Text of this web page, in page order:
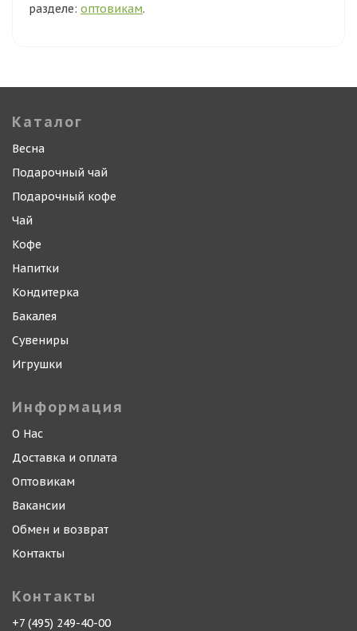
разделе: оптовикам.
Каталог
Весна
Подарочный чай
Подарочный кофе
Чай
Кофе
Напитки
Кондитерка
Бакалея
Сувениры
Игрушки
Информация
О Нас
Доставка и оплата
Оптовикам
Вакансии
Обмен и возврат
Контакты
Контакты
+7 (495) 249-40-00